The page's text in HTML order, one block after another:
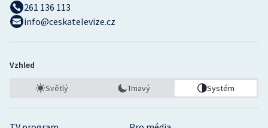
Ostatní
261 136 113
info@ceskatelevize.cz
Vzhled
Světlý Tmavý Systém